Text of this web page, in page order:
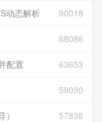
90018
动态解析
68086
63653
配置
59090
57838